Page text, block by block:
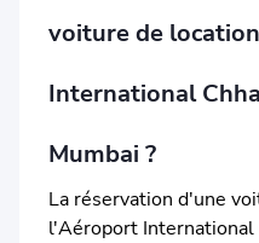
voiture de
International
Mumbai ?
La réservation d'une
l'Aéroport International